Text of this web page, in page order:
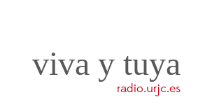
viva y tuya
radio.urjc.es